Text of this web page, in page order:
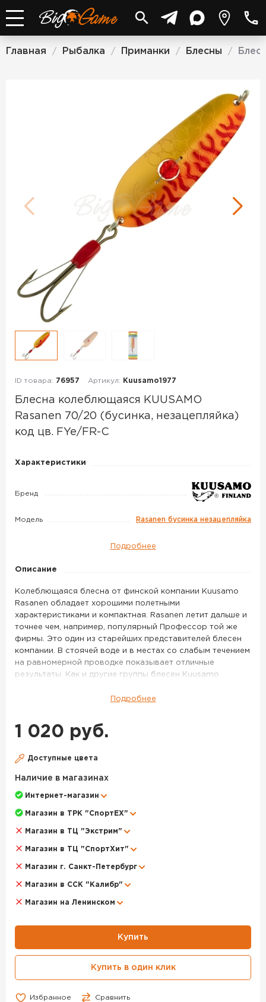
Главная / Рыбалка / Приманки / Блесны /
ID товара: 76957 Артикул: Kuusamo1977
Блесна колеблющаяся KUUSAMO
Rasanen 70/20 (бусинка, незацепляйка)
код цв. FYe/FR-C
Блесна
KUUSAMO
70/20
незацепляйка)
код
FYe/FR-
C
Характеристики
Бренд
Модель Rasanen бусинка незацепляйка
Подробнее
Описание
Колеблющаяся блесна от финской компании Kuusamo
Rasanen обладает хорошими полетными
характеристиками и компактная. Rasanen летит дальше и
точнее чем, например, популярный Профессор той же
фирмы. Это один из старейших представителей блесен
компании. В стоячей воде и в местах со слабым течением
на равномерной проводке показывает отличные
результаты. Как и другие группы блесен Kuusamo
серии есть различные расцветки, не зацепляемые
бусинами для дополнительного привлекательного
эффекта.
Блесна колеблющаяся KUUSAMO Rasanen 70/20
(бусинка, незацепляйка) код цв. FYe/FR-C – данный товар
доступен для заказа в интернет-магазине BigGame по
Для того, чтобы купить данный товар, положите его в
корзину или позвоните по телефону +7 (3812) 906-466
Подробнее
1 020 руб.
Доступные цвета
Наличие в магазинах
Интернет-магазин
Магазин в ТРК "СпортЕХ"
Магазин в ТЦ "Экстрим"
Магазин в ТЦ "СпортХит"
Магазин г. Санкт-Петербург
Магазин в ССК "Калибр"
Магазин на Ленинском
Купить
Купить в один клик
Избранное Сравнить